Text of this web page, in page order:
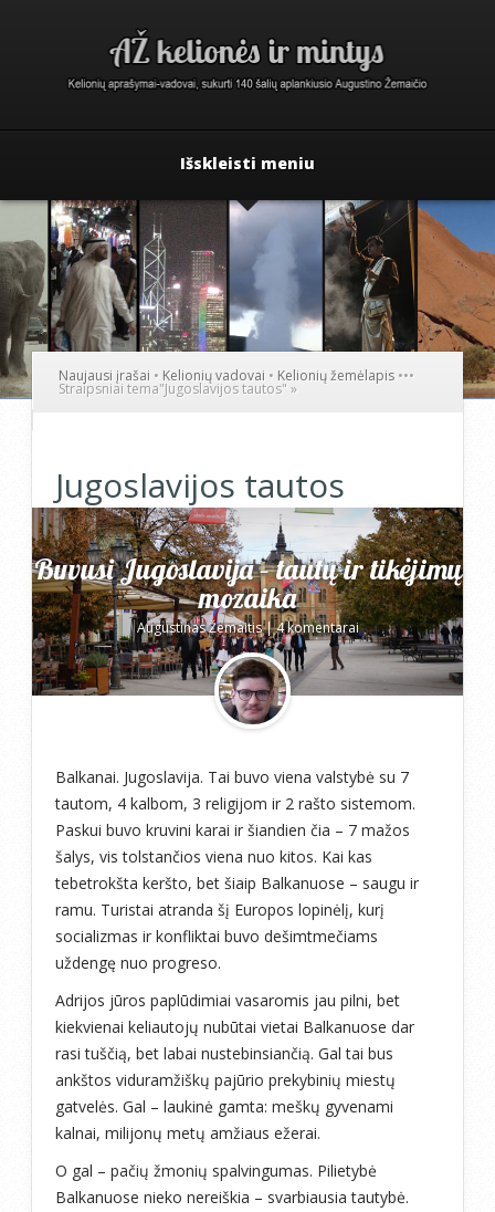
Išskleisti meniu
Naujausi įrašai • Kelionių vadovai • Kelionių žemėlapis •••
Straipsniai tema"Jugoslavijos tautos" »
Jugoslavijos tautos
Buvusi Jugoslavija – tautų ir tikėjimų
mozaika
Augustinas Žemaitis|4 komentarai
Balkanai. Jugoslavija. Tai buvo viena valstybė su 7
tautom, 4 kalbom, 3 religijom ir 2 rašto sistemom.
Paskui buvo kruvini karai ir šiandien čia – 7 mažos
šalys, vis tolstančios viena nuo kitos. Kai kas
tebetrokšta keršto, bet šiaip Balkanuose – saugu ir
ramu. Turistai atranda šį Europos lopinėlį, kurį
socializmas ir konfliktai buvo dešimtmečiams
uždengę nuo progreso.
Adrijos jūros paplūdimiai vasaromis jau pilni, bet
kiekvienai keliautojų nubūtai vietai Balkanuose dar
rasi tuščią, bet labai nustebinsiančią. Gal tai bus
ankštos viduramžiškų pajūrio prekybinių miestų
gatvelės. Gal – laukinė gamta: meškų gyvenami
kalnai, milijonų metų amžiaus ežerai.
O gal – pačių žmonių spalvingumas. Pilietybė
Balkanuose nieko nereiškia – svarbiausia tautybė.